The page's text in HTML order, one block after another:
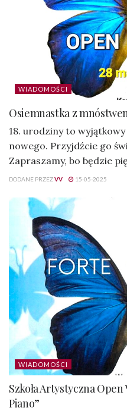
WIADOMOŚCI
Osiemnastka z
18. urodziny to
nowego. Przyjdźcie go
Zapraszamy, bo będzie
DODANE PRZEZVV 15-05-2025
WIADOMOŚCI
Szkoła Artystyczna
Piano”